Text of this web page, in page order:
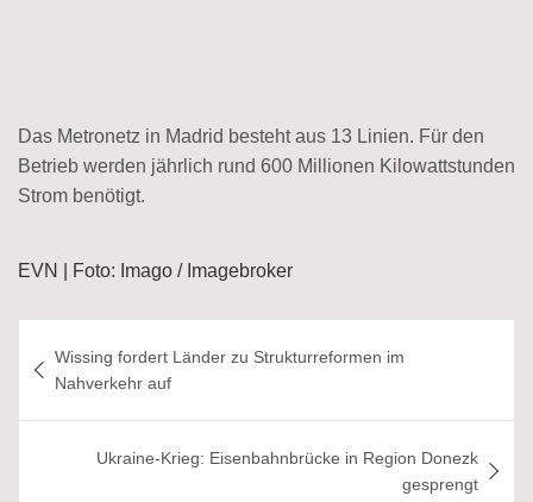
Das Metronetz in Madrid besteht aus 13 Linien. Für den
Betrieb werden jährlich rund 600 Millionen Kilowattstunden
Strom benötigt.
EVN | Foto: Imago / Imagebroker
Wissing fordert Länder zu Strukturreformen im
Nahverkehr auf
Ukraine-Krieg: Eisenbahnbrücke in Region Donezk
gesprengt